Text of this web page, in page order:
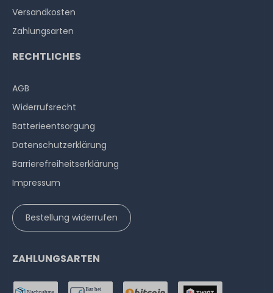
Versandkosten
Zahlungsarten
RECHTLICHES
AGB
Widerrufs­recht
Batterieentsorgung
Datenschutzerklärung
Barrierefreiheitserklärung
Impressum
Bestellung widerrufen
ZAHLUNGSARTEN